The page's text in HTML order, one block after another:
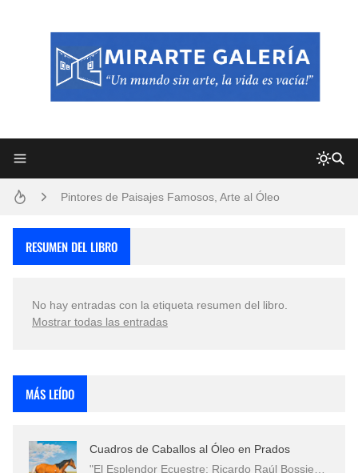
Pintores de Paisajes Famosos, Arte al Óleo
Que significan los cuadros de negras africanas?
RESUMEN DEL LIBRO
No hay entradas con la etiqueta resumen del libro
Mostrar todas las entradas
MÁS LEÍDO
Cuadros de Caballos al Óleo en Prados
"El Esplendor Ecuestre: Ricardo Raúl Bossie…